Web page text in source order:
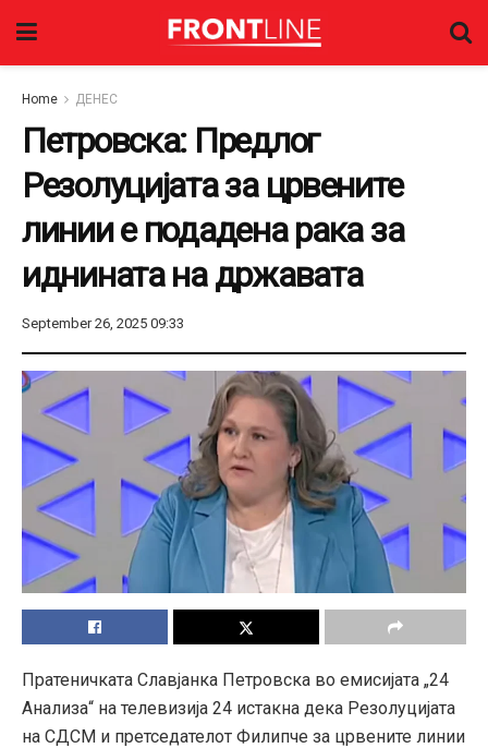
Home ДЕНЕС
Петровска: Предлог
Резолуцијата за црвените
линии е подадена рака за
иднината на државата
September 26, 2025 09:33
Пратеничката Славјанка Петровска во емисијата „24
Анализа“ на телевизија 24 истакна дека Резолуцијата
на СДСМ и претседателот Филипче за црвените линии